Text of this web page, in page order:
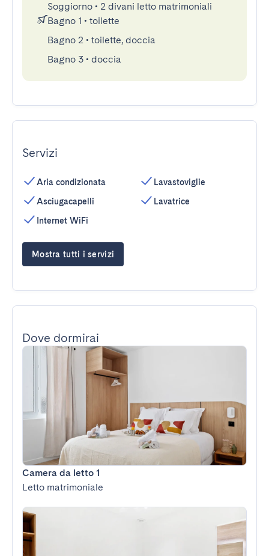
Soggiorno • 2 divani letto matrimoniali
Bagno 1 • toilette
Bagno 2 • toilette, doccia
Bagno 3 • doccia
Servizi
Aria condizionata
Asciugacapelli
Internet WiFi
Lavastoviglie
Lavatrice
Mostra tutti i servizi
Dove dormirai
Camera da letto 1
Letto matrimoniale